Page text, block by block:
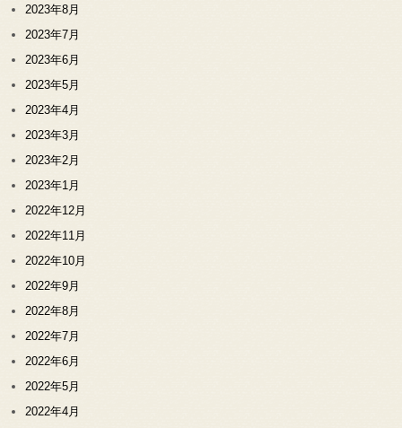
2023年8月
2023年7月
2023年6月
2023年5月
2023年4月
2023年3月
2023年2月
2023年1月
2022年12月
2022年11月
2022年10月
2022年9月
2022年8月
2022年7月
2022年6月
2022年5月
2022年4月